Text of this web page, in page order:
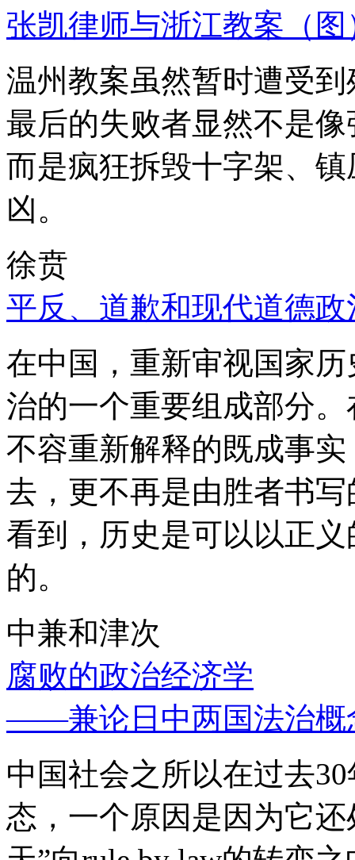
张凯律师与浙江教案（图
温州教案虽然暂时遭受
最后的失败者显然不是
而是疯狂拆毁十字架、
凶。
徐贲
平反、道歉和现代道德政
在中国，重新审视国家
治的一个重要组成部分
不容重新解释的既成事
去，更不再是由胜者书
看到，历史是可以以正
的。
中兼和津次
腐败的政治经济学
——兼论日中两国法治概
中国社会之所以在过去
态，一个原因是因为它